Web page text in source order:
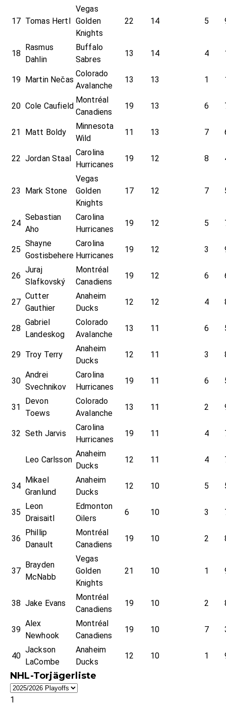
17 Tomas Hertl
Vegas
Golden
Knights
22 14 5
18
Rasmus
Dahlin
Buffalo
Sabres
13 14 4
19 Martin Nečas
Colorado
Avalanche
13 13 1
20 Cole Caufield
Montréal
Canadiens
19 13 6
21 Matt Boldy
Minnesota
Wild
11 13 7
22 Jordan Staal
Carolina
Hurricanes
19 12 8
23 Mark Stone
Vegas
Golden
Knights
17 12 7
24
Sebastian
Aho
Carolina
Hurricanes
19 12 5
25
Shayne
Gostisbehere
Carolina
Hurricanes
19 12 3
26
Juraj
Slafkovský
Montréal
Canadiens
19 12 6
27
Cutter
Gauthier
Anaheim
Ducks
12 12 4
28
Gabriel
Landeskog
Colorado
Avalanche
13 11 6
29 Troy Terry
Anaheim
Ducks
12 11 3
30
Andrei
Svechnikov
Carolina
Hurricanes
19 11 6
31
Devon
Toews
Colorado
Avalanche
13 11 2
32 Seth Jarvis
Carolina
Hurricanes
19 11 4
Leo Carlsson
Anaheim
Ducks
12 11 4
34
Mikael
Granlund
Anaheim
Ducks
12 10 5
35
Leon
Draisaitl
Edmonton
Oilers
6 10 3
36
Phillip
Danault
Montréal
Canadiens
19 10 2
37
Brayden
McNabb
Vegas
Golden
Knights
21 10 1
38 Jake Evans
Montréal
Canadiens
19 10 2
39
Alex
Newhook
Montréal
Canadiens
19 10 7
40
Jackson
LaCombe
Anaheim
Ducks
12 10 1
NHL-Torjägerliste
1